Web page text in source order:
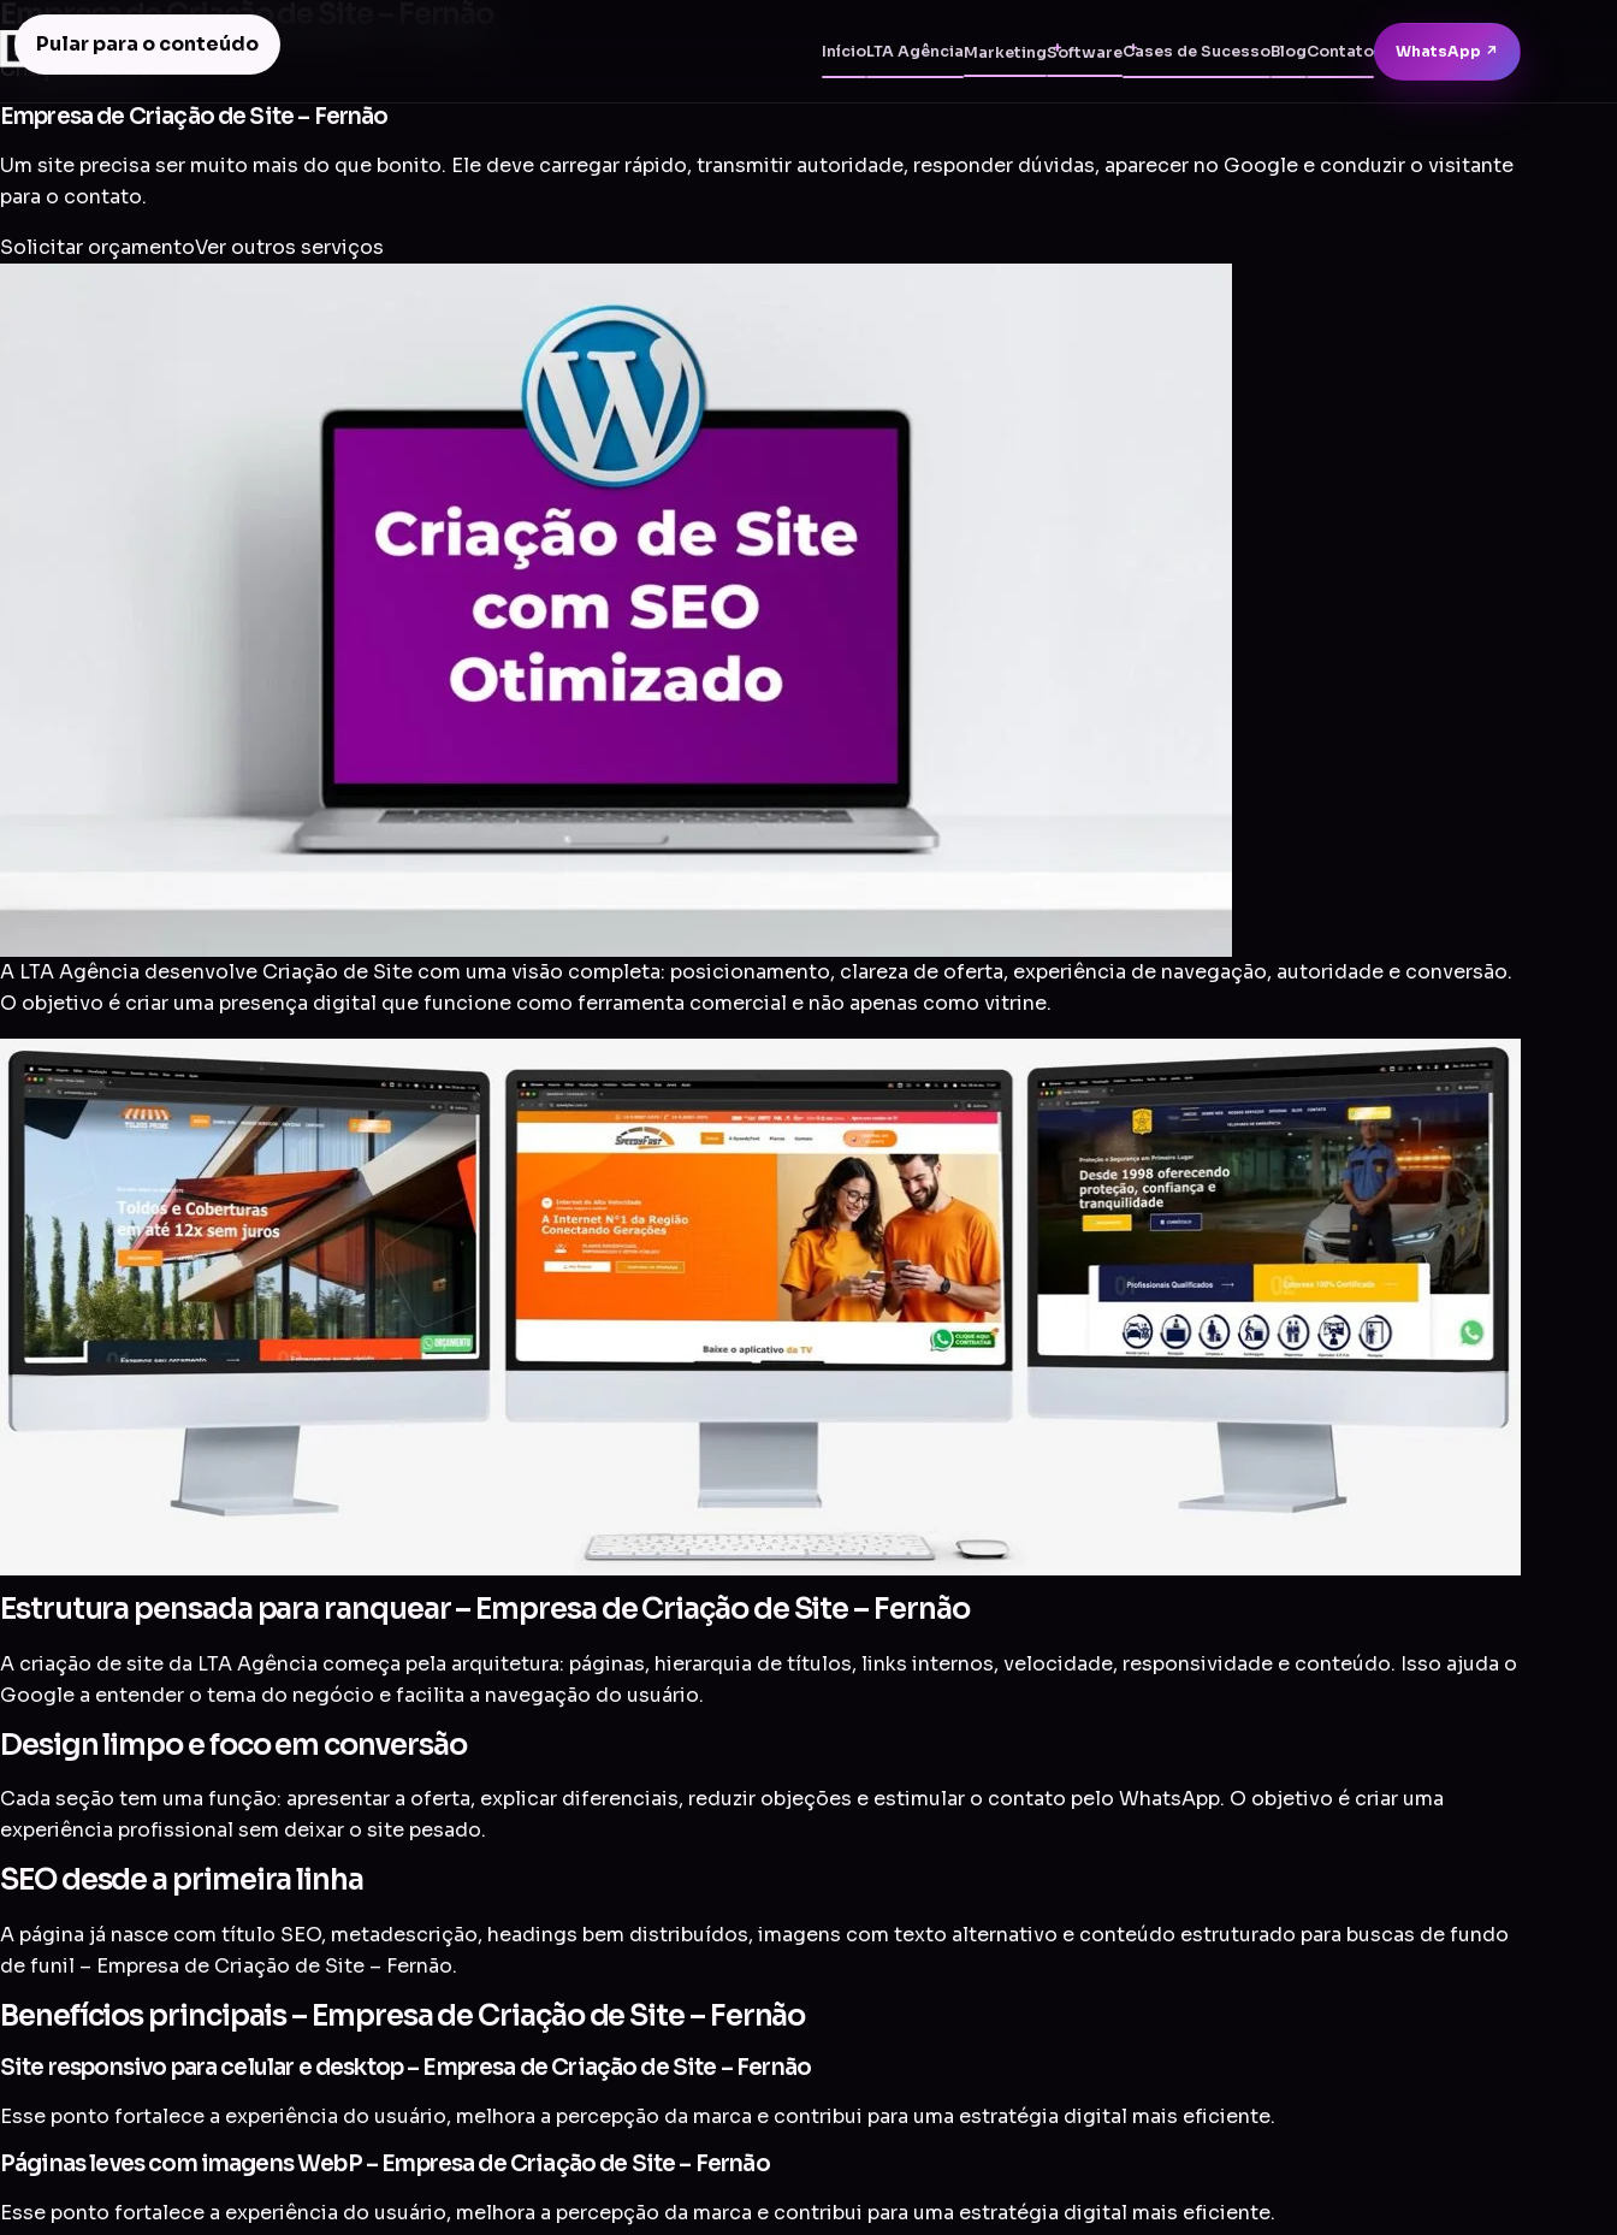
Pular para o conteúdo InícioLTA AgênciaMarketingSoftwareCases de SucessoBlogContato WhatsApp ↗
Empresa de Criação de Site – Fernão
Criação de Site
Empresa de Criação de Site – Fernão
Um site precisa ser muito mais do que bonito. Ele deve carregar rápido, transmitir autoridade, responder dúvidas, aparecer no Google e conduzir o visitante
para o contato.
Solicitar orçamentoVer outros serviços
A LTA Agência desenvolve Criação de Site com uma visão completa: posicionamento, clareza de oferta, experiência de navegação, autoridade e conversão.
O objetivo é criar uma presença digital que funcione como ferramenta comercial e não apenas como vitrine.
Estrutura pensada para ranquear – Empresa de Criação de Site – Fernão
A criação de site da LTA Agência começa pela arquitetura: páginas, hierarquia de títulos, links internos, velocidade, responsividade e conteúdo. Isso ajuda o
Google a entender o tema do negócio e facilita a navegação do usuário.
Design limpo e foco em conversão
Cada seção tem uma função: apresentar a oferta, explicar diferenciais, reduzir objeções e estimular o contato pelo WhatsApp. O objetivo é criar uma
experiência profissional sem deixar o site pesado.
SEO desde a primeira linha
A página já nasce com título SEO, metadescrição, headings bem distribuídos, imagens com texto alternativo e conteúdo estruturado para buscas de fundo
de funil – Empresa de Criação de Site – Fernão.
Benefícios principais – Empresa de Criação de Site – Fernão
Site responsivo para celular e desktop – Empresa de Criação de Site – Fernão
Esse ponto fortalece a experiência do usuário, melhora a percepção da marca e contribui para uma estratégia digital mais eficiente.
Páginas leves com imagens WebP – Empresa de Criação de Site – Fernão
Esse ponto fortalece a experiência do usuário, melhora a percepção da marca e contribui para uma estratégia digital mais eficiente.